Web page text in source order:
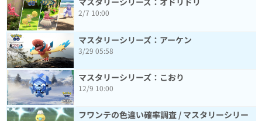
2/7 10:00
マスタリーシリーズ：アーケン
3/29 05:58
マスタリーシリーズ：こおり
12/9 10:00
フワンテの色違い確率調査 / マスタリーシリー